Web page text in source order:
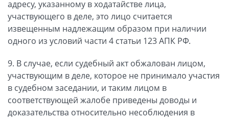
адресу, указанному в ходатайстве лица,
участвующего в деле, это лицо считается
извещенным надлежащим образом при наличии
одного из условий части 4 статьи 123 АПК РФ.
9. В случае, если судебный акт обжалован лицом,
участвующим в деле, которое не принимало участия
в судебном заседании, и таким лицом в
соответствующей жалобе приведены доводы и
доказательства относительно несоблюдения в